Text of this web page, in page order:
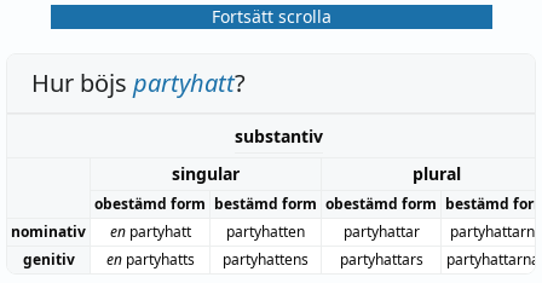
Fortsätt scrolla
Hur böjs partyhatt?
substantiv
singular
plural
obestämd form bestämd form obestämd form bestämd
nominativ
enpartyhatt partyhatten partyhattar
partyhattarna
genitiv
enpartyhatts partyhattens partyhattars